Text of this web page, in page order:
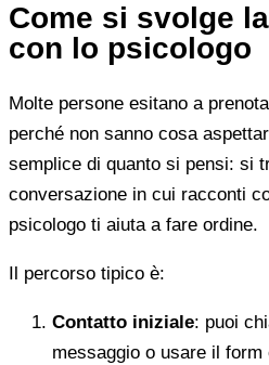
Come si svolge
con lo psicologo
Molte persone esitano a
perché non sanno cosa
semplice di quanto si pensi: si
conversazione in cui racconti
psicologo ti aiuta a fare ordine.
Il percorso tipico è:
Contatto iniziale: puoi
messaggio o usare il